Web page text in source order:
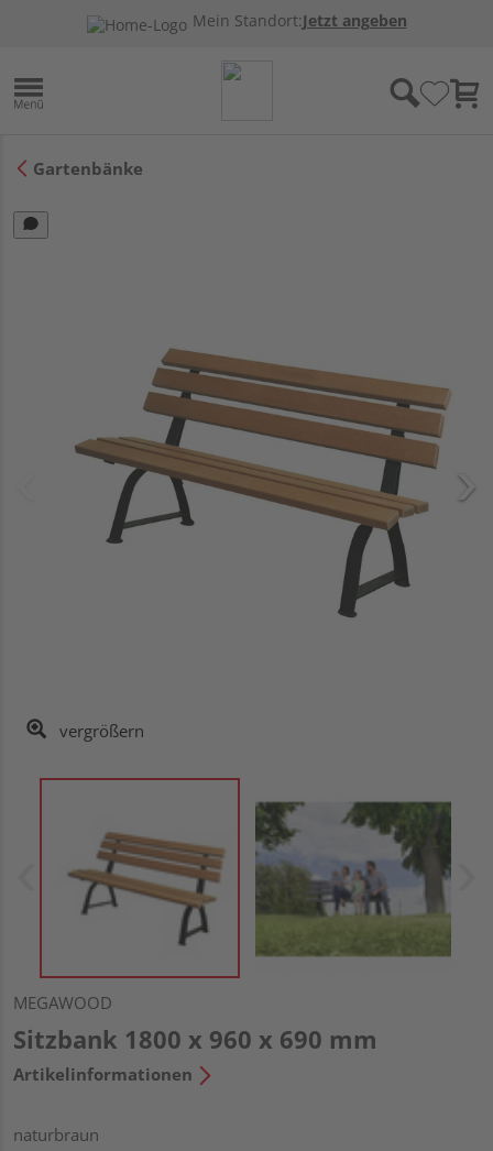
Mein Standort:Jetzt angeben
Gartenbänke
vergrößern
MEGAWOOD
Sitzbank 1800 x 960 x 690 mm
Artikelinformationen
naturbraun